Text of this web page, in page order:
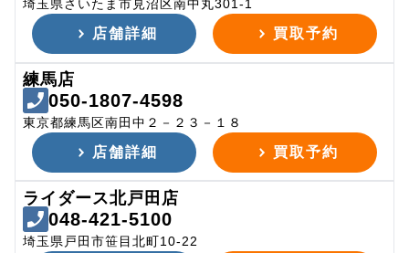
埼玉県さいたま市見沼区南中丸301-1
店舗詳細 買取予約
練馬店
050-1807-4598
東京都練馬区南田中２－２３－１８
店舗詳細 買取予約
ライダース北戸田店
048-421-5100
埼玉県戸田市笹目北町10-22